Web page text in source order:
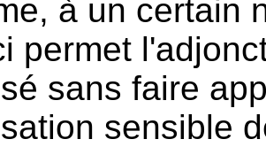
à un certain
permet
sans faire
sensible